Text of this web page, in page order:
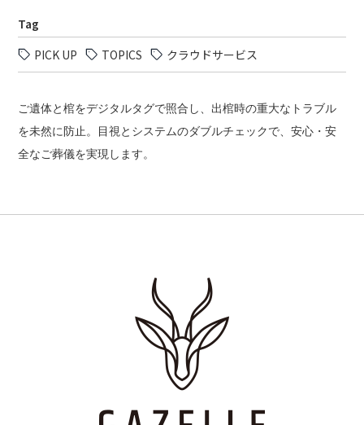
Tag
PICK UP
TOPICS クラウドサービス
ご遺体と棺をデジタルタグで照合し、出棺時の重大なトラブル
を未然に防止。目視とシステムのダブルチェックで、安心・安
全なご葬儀を実現します。